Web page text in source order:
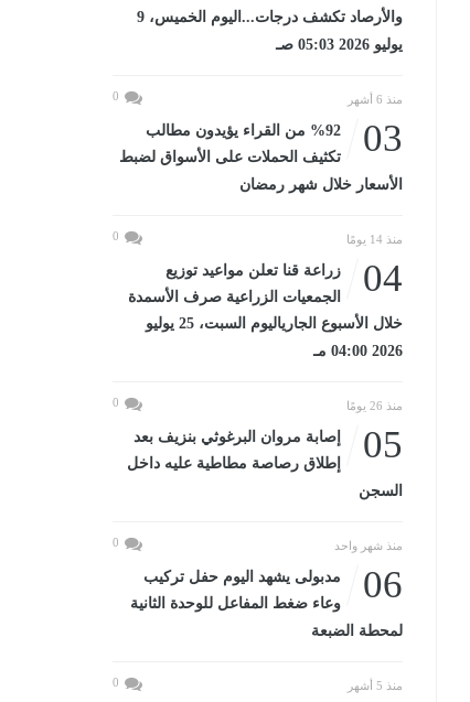
والأرصاد تكشف درجات...اليوم الخميس، 9
يوليو 2026 05:03 صـ
منذ 6 أشهر 0
03
%92 من القراء يؤيدون مطالب
تكثيف الحملات على الأسواق لضبط
الأسعار خلال شهر رمضان
منذ 14 يومًا 0
04
زراعة قنا تعلن مواعيد توزيع
الجمعيات الزراعية صرف الأسمدة
خلال الأسبوع الجارياليوم السبت، 25 يوليو
2026 04:00 مـ
منذ 26 يومًا 0
05
إصابة مروان البرغوثي بنزيف بعد
إطلاق رصاصة مطاطية عليه داخل
السجن
منذ شهر واحد 0
06
مدبولى يشهد اليوم حفل تركيب
وعاء ضغط المفاعل للوحدة الثانية
لمحطة الضبعة
منذ 5 أشهر 0